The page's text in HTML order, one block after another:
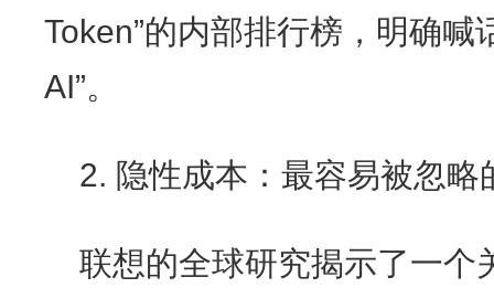
Token”的内部排行榜，明确喊
AI”。
2. 隐性成本：最容易被忽略
联想的全球研究揭示了一个